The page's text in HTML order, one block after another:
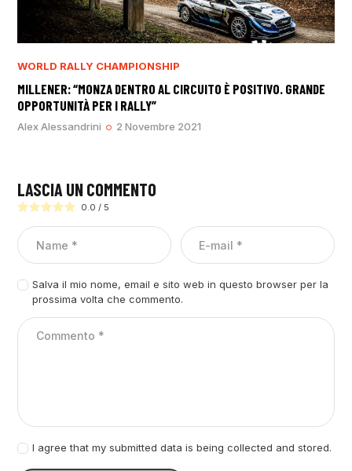
WORLD RALLY CHAMPIONSHIP
MILLENER: “MONZA DENTRO AL CIRCUITO È POSITIVO. GRANDE
OPPORTUNITÀ PER I RALLY”
Alex Alessandrini 2 Novembre 2021
LASCIA UN COMMENTO
0.0 / 5
Salva il mio nome, email e sito web in questo browser per la
prossima volta che commento.
I agree that my submitted data is being collected and stored.